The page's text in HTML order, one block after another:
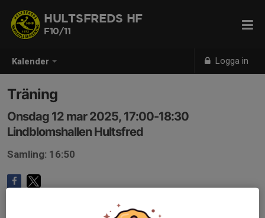
Kalender Logga in
HULTSFREDS HF
F10/11
Träning
Onsdag 12 mar 2025, 17:00-18:30
Lindblomshallen Hultsfred
Samling: 16:50